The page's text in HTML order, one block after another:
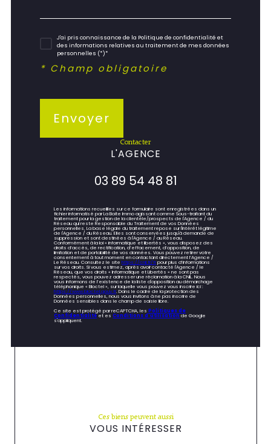
J'ai pris connaissance de la Politique de confidentialité et
des informations relatives au traitement de mes données
personnelles (*)*
* Champ obligatoire
Envoyer
contacter
L'AGENCE
03 89 54 48 81
Les informations recueillies sur ce formulaire sont enregistrées dans un
fichier informatisé par La Boite Immo agissant comme Sous-traitant du
traitement pour la gestion de la clientèle/prospects de l'Agence / du
Réseau qui reste Responsable du Traitement de vos Données
personnelles. La base légale du traitement repose sur l'intérêt légitime
de l'Agence / du Réseau. Elles sont conservées jusqu'à demande de
suppression et sont destinées à l'Agence / au Réseau.
Conformément à la loi « informatique et libertés », vous disposez des
droits d’accès, de rectification, d’effacement, d’opposition, de
limitation et de portabilité de vos données. Vous pouvez retirer votre
consentement à tout moment en contactant directement l’Agence /
Le Réseau. Consultez le sitehttps://cnil.fr/frpour plus d’informations
sur vos droits. Si vous estimez, après avoir contacté l'Agence / le
Réseau, que vos droits « Informatique et Libertés » ne sont pas
respectés, vous pouvez adresser une réclamation à la CNIL. Nous
vous informons de l’existence de la liste d'opposition au démarchage
téléphonique « Bloctel », sur laquelle vous pouvez vous inscrire ici :
https://www.bloctel.gouv.fr. Dans le cadre de la protection des
Données personnelles, nous vous invitons à ne pas inscrire de
Données sensibles dans le champ de saisie libre.
Ce site est protégé par reCAPTCHA, lesPolitiques de
Confidentialitéet esConditions d'utilisationde Google
s'appliquent.
Ces biens peuvent aussi
VOUS INTÉRESSER